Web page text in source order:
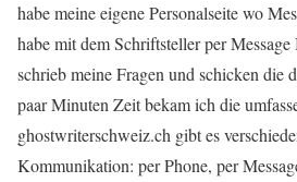
habe meine eigene Personalseite wo
habe mit dem Schriftsteller per
schrieb meine Fragen und schicken die
paar Minuten Zeit bekam ich die
ghostwriterschweiz.ch gibt es
Kommunikation: per Phone, per